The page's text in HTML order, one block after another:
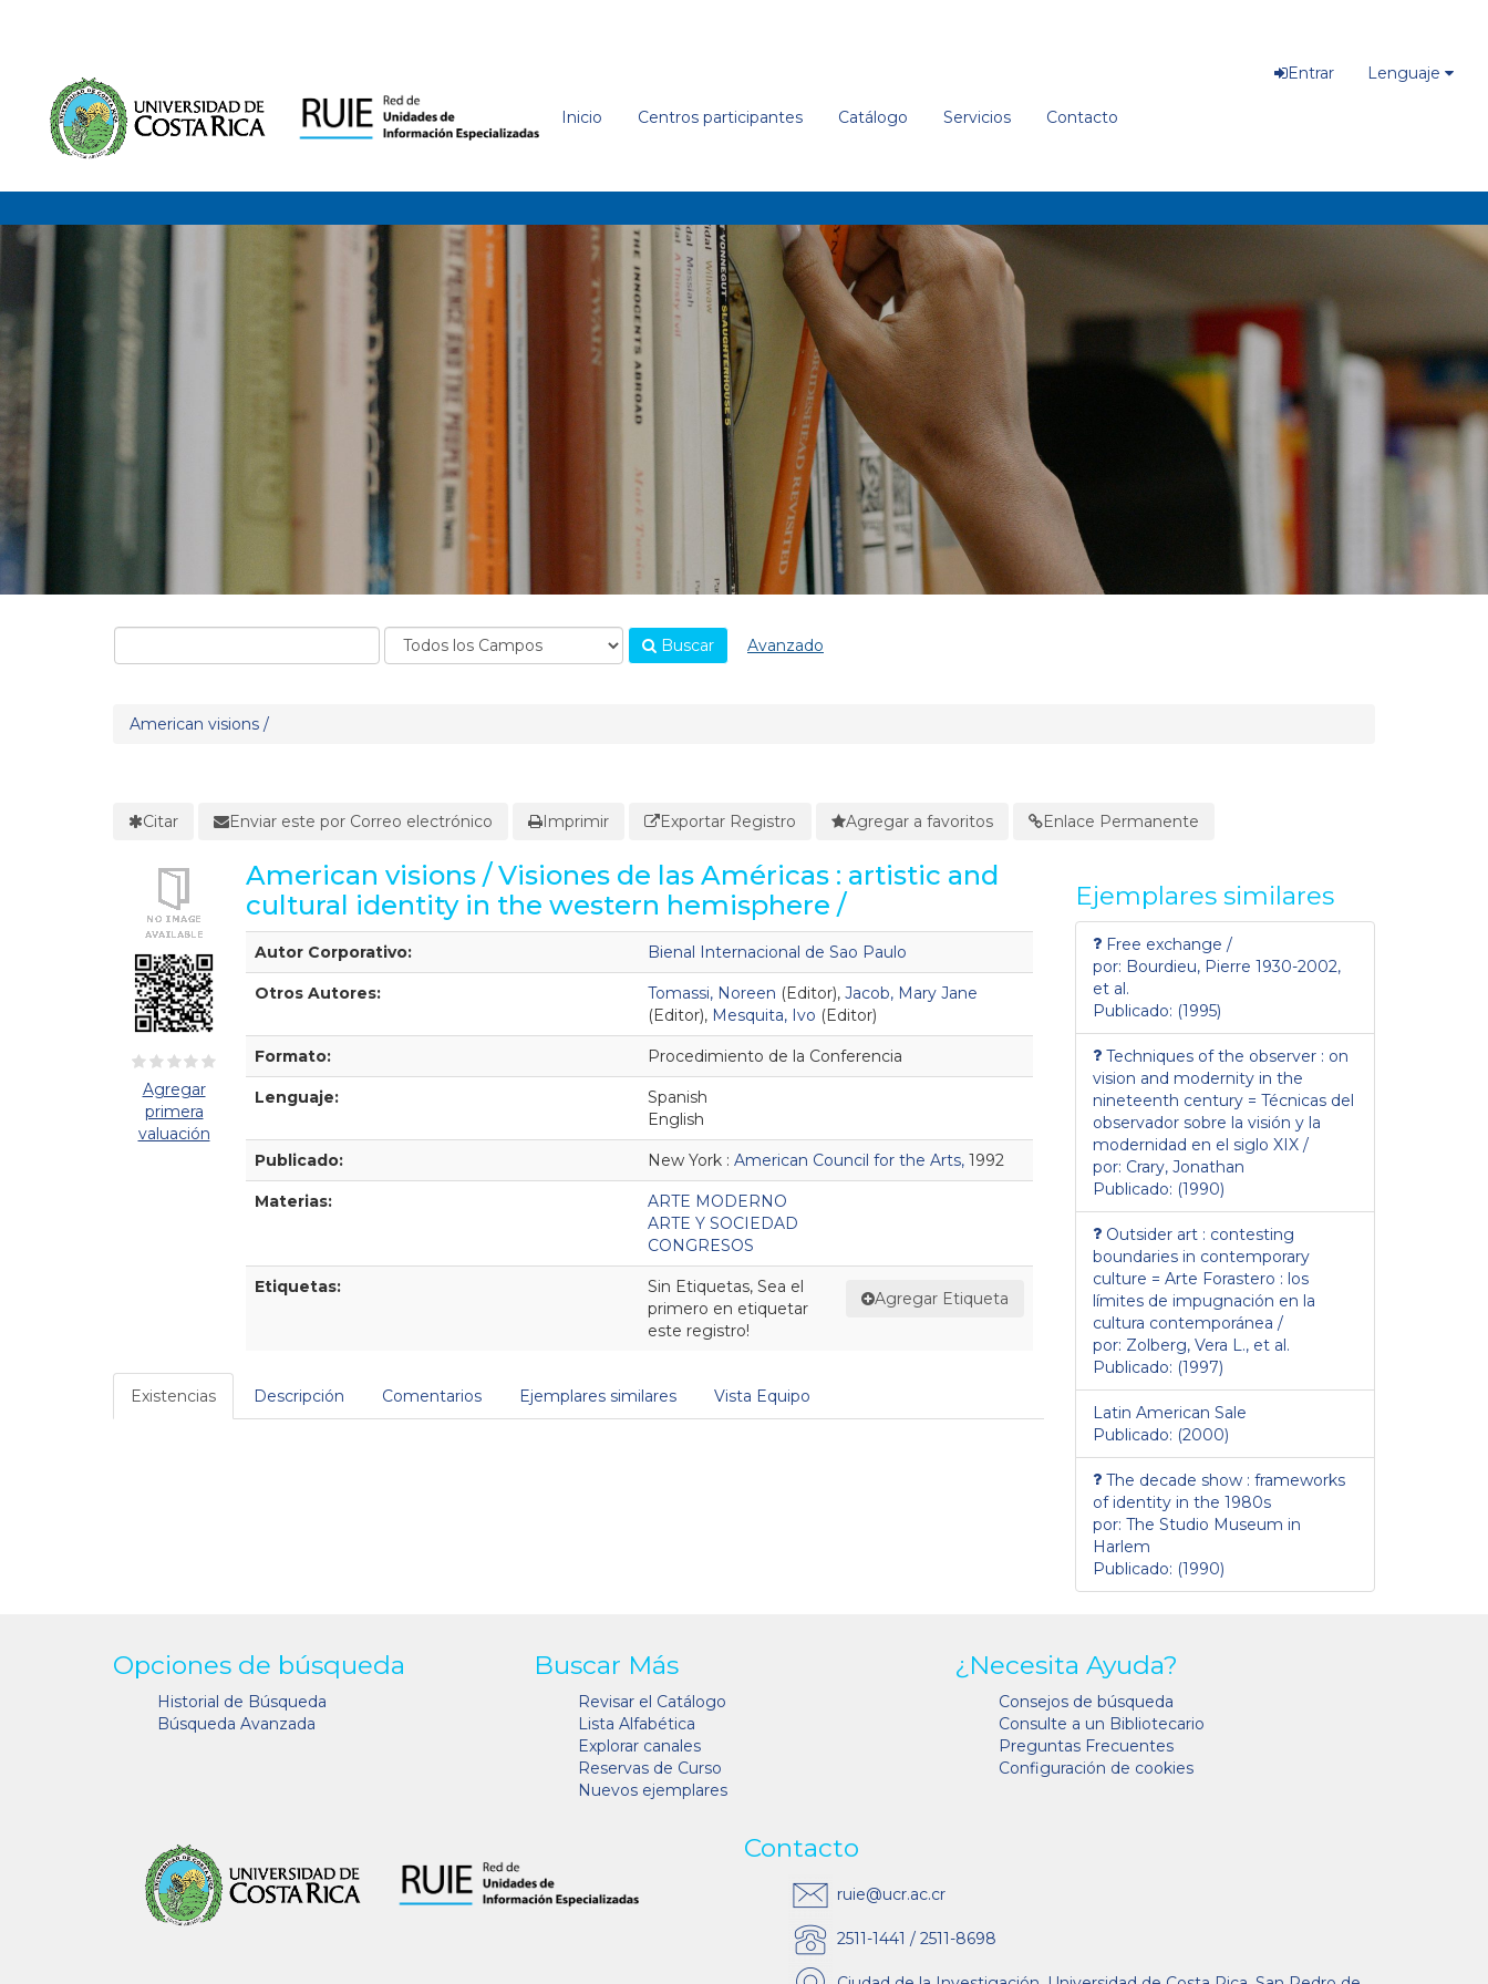
Inicio Centros participantes Catálogo Servicios Contacto
Entrar Lenguaje
Buscar Avanzado
American visions /
Citar Enviar este por Correo electrónico Imprimir Exportar Registro Agregar a favoritos Enlace Permanente
Agregar
primera
valuación
American visions / Visiones de las Américas : artistic and
cultural identity in the western hemisphere /
Detalles Bibliográficos
Autor Corporativo: Bienal Internacional de Sao Paulo
Otros Autores: Tomassi, Noreen (Editor), Jacob, Mary Jane
(Editor), Mesquita, Ivo (Editor)
Formato: Procedimiento de la Conferencia
Lenguaje:
Spanish
English
Publicado: New York : American Council for the Arts, 1992
Materias:
ARTE MODERNO
ARTE Y SOCIEDAD
CONGRESOS
Etiquetas:
Agregar Etiqueta
Sin Etiquetas, Sea el
primero en etiquetar
este registro!
Existencias Descripción Comentarios Ejemplares similares Vista Equipo
Ejemplares similares
Free exchange /
por: Bourdieu, Pierre 1930-2002,
et al.
Publicado: (1995)
Techniques of the observer : on
vision and modernity in the
nineteenth century = Técnicas del
observador sobre la visión y la
modernidad en el siglo XIX /
por: Crary, Jonathan
Publicado: (1990)
Outsider art : contesting
boundaries in contemporary
culture = Arte Forastero : los
límites de impugnación en la
cultura contemporánea /
por: Zolberg, Vera L., et al.
Publicado: (1997)
Latin American Sale
Publicado: (2000)
The decade show : frameworks
of identity in the 1980s
por: The Studio Museum in
Harlem
Publicado: (1990)
Opciones de búsqueda
Historial de Búsqueda
Búsqueda Avanzada
Buscar Más
Revisar el Catálogo
Lista Alfabética
Explorar canales
Reservas de Curso
Nuevos ejemplares
¿Necesita Ayuda?
Consejos de búsqueda
Consulte a un Bibliotecario
Preguntas Frecuentes
Configuración de cookies
Contacto
ruie@ucr.ac.cr
2511-1441 / 2511-8698